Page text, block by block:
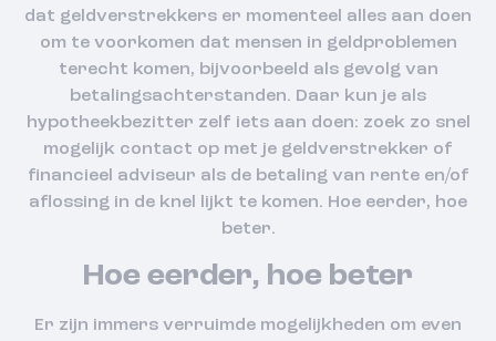
dat geldverstrekkers er momenteel alles aan doen
om te voorkomen dat mensen in geldproblemen
terecht komen, bijvoorbeeld als gevolg van
betalingsachterstanden. Daar kun je als
hypotheekbezitter zelf iets aan doen: zoek zo snel
mogelijk contact op met je geldverstrekker of
financieel adviseur als de betaling van rente en/of
aflossing in de knel lijkt te komen. Hoe eerder, hoe
beter.
Hoe eerder, hoe beter
Er zijn immers verruimde mogelijkheden om even